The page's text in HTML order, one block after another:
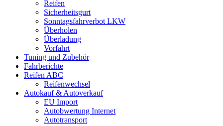
Reifen
Sicherheitsgurt
Sonntagsfahrverbot LKW
Überholen
Überladung
Vorfahrt
Tuning und Zubehör
Fahrberichte
Reifen ABC
Reifenwechsel
Autokauf & Autoverkauf
EU Import
Autobwertung Internet
Autotransport